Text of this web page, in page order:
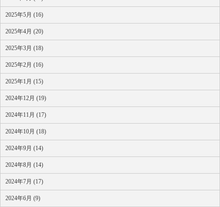
2025年5月 (16)
2025年4月 (20)
2025年3月 (18)
2025年2月 (16)
2025年1月 (15)
2024年12月 (19)
2024年11月 (17)
2024年10月 (18)
2024年9月 (14)
2024年8月 (14)
2024年7月 (17)
2024年6月 (9)